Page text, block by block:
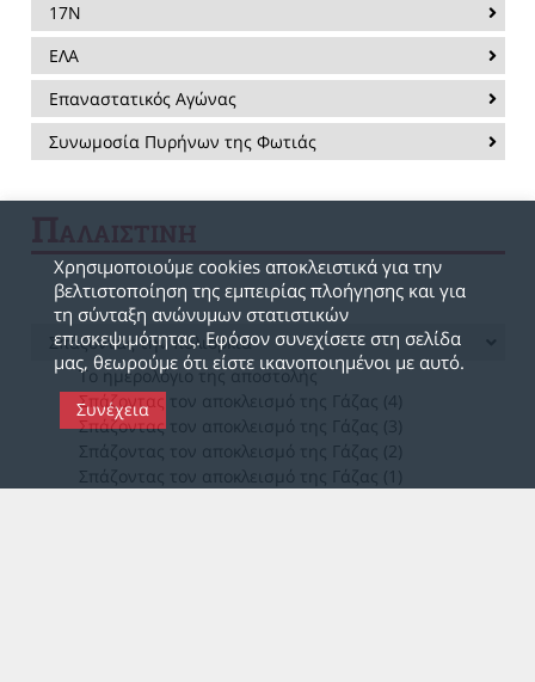
17Ν
ΕΛΑ
Επαναστατικός Αγώνας
Συνωμοσία Πυρήνων της Φωτιάς
Σπάζοντας την πολιορκία
Το ημερολόγιο της αποστολής
Σπάζοντας τον αποκλεισμό της Γάζας (4)
Σπάζοντας τον αποκλεισμό της Γάζας (3)
Σπάζοντας τον αποκλεισμό της Γάζας (2)
Σπάζοντας τον αποκλεισμό της Γάζας (1)
Χρησιμοποιούμε cookies αποκλειστικά για την
βελτιστοποίηση της εμπειρίας πλοήγησης και για
τη σύνταξη ανώνυμων στατιστικών
επισκεψιμότητας. Εφόσον συνεχίσετε στη σελίδα
μας, θεωρούμε ότι είστε ικανοποιημένοι με αυτό.
Συνέχεια